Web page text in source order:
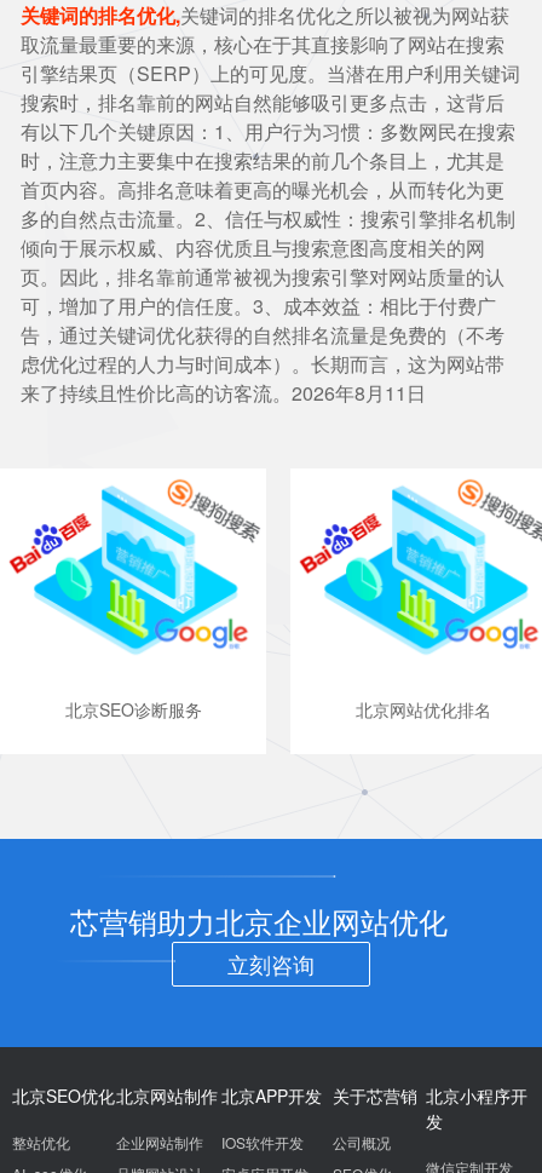
关键词的排名优化,关键词的排名优化之所以被视为网站获
取流量最重要的来源，核心在于其直接影响了网站在搜索
引擎结果页（SERP）上的可见度。当潜在用户利用关键词
搜索时，排名靠前的网站自然能够吸引更多点击，这背后
有以下几个关键原因：1、用户行为习惯：多数网民在搜索
时，注意力主要集中在搜索结果的前几个条目上，尤其是
首页内容。高排名意味着更高的曝光机会，从而转化为更
多的自然点击流量。2、信任与权威性：搜索引擎排名机制
倾向于展示权威、内容优质且与搜索意图高度相关的网
页。因此，排名靠前通常被视为搜索引擎对网站质量的认
可，增加了用户的信任度。3、成本效益：相比于付费广
告，通过关键词优化获得的自然排名流量是免费的（不考
虑优化过程的人力与时间成本）。长期而言，这为网站带
来了持续且性价比高的访客流。2026年8月11日
北京SEO诊断服务 北京网站优化排名
芯营销助力北京企业网站优化
立刻咨询
北京SEO优化
整站优化
北京网站制作
企业网站制作
北京APP开发
IOS软件开发
关于芯营销
公司概况
北京小程序开
发
微信定制开发